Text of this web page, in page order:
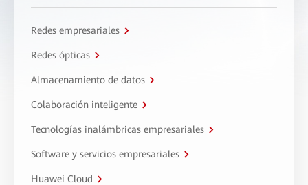
Redes empresariales
Redes ópticas
Almacenamiento de datos
Colaboración inteligente
Tecnologías inalámbricas empresariales
Software y servicios empresariales
Huawei Cloud